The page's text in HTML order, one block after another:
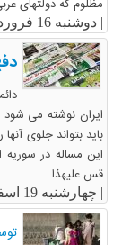
مظلوم که دولتهای
| دوشنبه 16 فروردین 1395
ایران نوشته می
باید بتواند جلوی
این مساله در
قس علیهذا
| چهارشنبه 19 اسفند 1394